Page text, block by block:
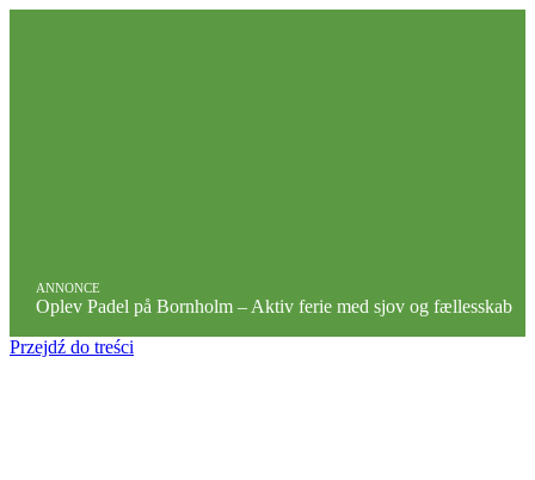
ANNONCE
Oplev Padel på Bornholm – Aktiv ferie med sjov og fællesskab
Przejdź do treści